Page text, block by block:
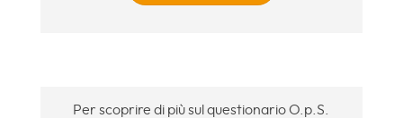
Per scoprire di più sul questionario O.p.S.